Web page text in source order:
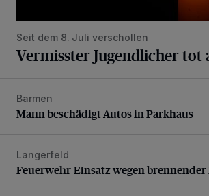
Seit dem 8. Juli verschollen
Vermisster Jugendlicher tot
Mann beschädigt Autos in Parkhaus
Barmen
Mann beschädigt Autos in Parkhaus
Feuerwehr-Einsatz wegen brennender
Langerfeld
Feuerwehr-Einsatz wegen